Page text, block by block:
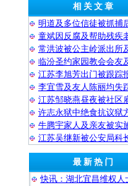
相 关 文 章
明道及多位信徒被抓捕
童斌因反腐及帮助残疾
常洪波被公主岭派出所
临汾圣约家园教会会友
江苏李旭芳出门被跟踪
李宜雪及友人陈丽均失
江苏邹晓燕昼夜被社区
许志永狱中绝食抗议狱
牛腾宇家人及亲友被实
江苏吴继新被公安局科
最 新 热 门
快讯：湖北宜昌维权人